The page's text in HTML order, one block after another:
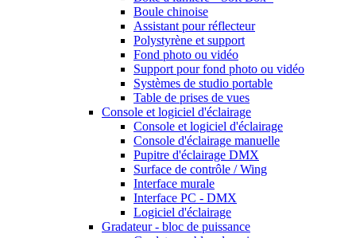
Boule chinoise
Assistant pour réflecteur
Polystyrène et support
Fond photo ou vidéo
Support pour fond photo ou vidéo
Systèmes de studio portable
Table de prises de vues
Console et logiciel d'éclairage
Console et logiciel d'éclairage
Console d'éclairage manuelle
Pupitre d'éclairage DMX
Surface de contrôle / Wing
Interface murale
Interface PC - DMX
Logiciel d'éclairage
Gradateur - bloc de puissance